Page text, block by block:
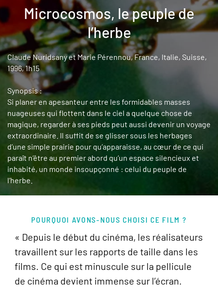
Microcosmos, le peuple de
l’herbe
Claude Nuridsany et Marie Pérennou, France, Italie, Suisse,
1996, 1h15
Synopsis :
Si planer en apesanteur entre les formidables masses
nuageuses qui flottent dans le ciel a quelque chose de
magique, regarder à ses pieds peut aussi devenir un voyage
extraordinaire. Il suffit de se glisser sous les herbages
d’une simple prairie pour qu’apparaisse, au cœur de ce qui
paraît n’être au premier abord qu’un espace silencieux et
inhabité, un monde insoupçonné : celui du peuple de
l’herbe.
POURQUOI AVONS-NOUS CHOISI CE FILM ?
« Depuis le début du cinéma, les réalisateurs
travaillent sur les rapports de taille dans les
films. Ce qui est minuscule sur la pellicule
de cinéma devient immense sur l’écran.